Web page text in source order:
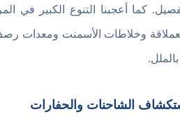
كما أعجبنا التنوع الكبير في
العملاقة وخلاطات الأسمنت ومعدات